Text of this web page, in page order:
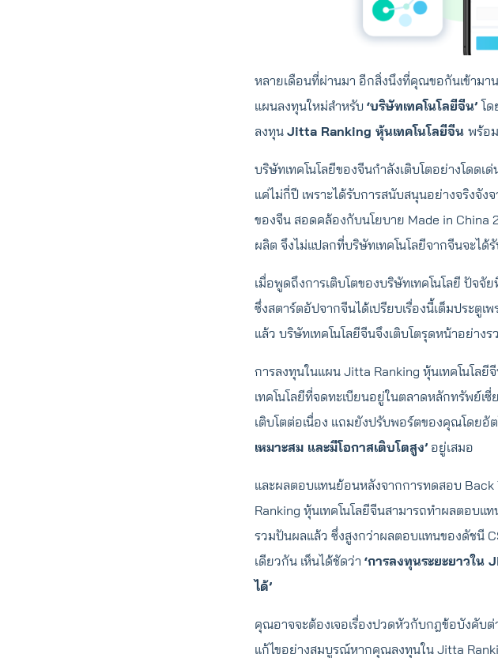
หลายเดือนที่ผ่านมา อีกสิ่งนึงที่คุณขอกันเข้ามา
แผนลงทุนใหม่สำหรับ ‘บริษัทเทคโนโลยีจีน’โ
ลงทุน Jitta Ranking หุ้นเทคโนโลยีจีน พร้อ
บริษัทเทคโนโลยีของจีนกำลังเติบโตอย่างโดด
แค่ไม่กี่ปี เพราะได้รับการสนับสนุนอย่างจริงจั
ของจีน สอดคล้องกับนโยบาย Made in China
ผลิต จึงไม่แปลกที่บริษัทเทคโนโลยีจากจีนจะไ
เมื่อพูดถึงการเติบโตของบริษัทเทคโนโลยี ปัจ
ซึ่งสตาร์ตอัปจากจีนได้เปรียบเรื่องนี้เต็มประตู
แล้ว บริษัทเทคโนโลยีจีนจึงเติบโตรุดหน้าอย่าง
การลงทุนในแผน Jitta Ranking หุ้นเทคโนโล
เทคโนโลยีที่จดทะเบียนอยู่ในตลาดหลักทรัพย์เ
เติบโตต่อเนื่อง แถมยังปรับพอร์ตของคุณโดยอั
เหมาะสม และมีโอกาสเติบโตสูง’ อยู่เสมอ
และผลตอบแทนย้อนหลังจากการทดสอบ
Ranking หุ้นเทคโนโลยีจีนสามารถทำผลตอบ
รวมปันผลแล้ว ซึ่งสูงกว่าผลตอบแทนของดัชนี
เดียวกัน เห็นได้ชัดว่า ‘การลงทุนระยะยาวใ
ได้’
คุณอาจจะต้องเจอเรื่องปวดหัวกับกฎข้อบังคับ
แก้ไขอย่างสมบูรณ์หากคุณลงทุนใน Jitta